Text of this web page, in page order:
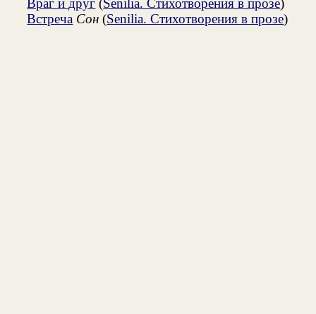
Враг и друг (Senilia. Стихотворения в прозе)
Встреча Сон (Senilia. Стихотворения в прозе)